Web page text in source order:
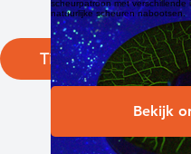
Tilbake
scheurpatroon met verschillende
natuurlijke scheuren nabootsen.
Bekijk